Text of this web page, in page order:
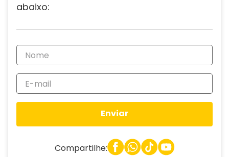
abaixo:
Enviar
Compartilhe: